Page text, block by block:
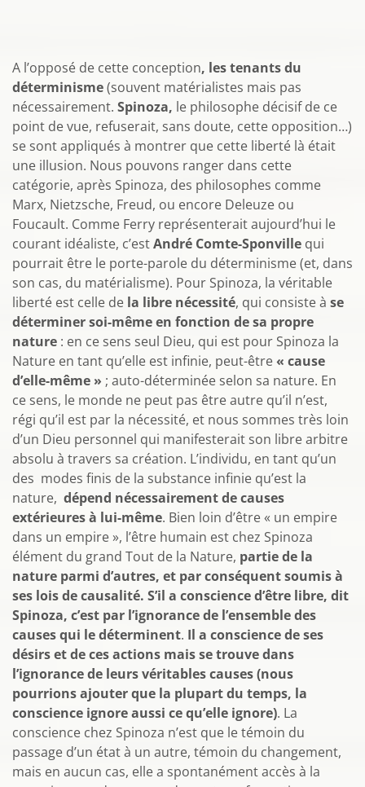
A l’opposé de cette conception, les tenants du
déterminisme(souvent matérialistes mais pas
nécessairement. Spinoza, le philosophe décisif de ce
point de vue, refuserait, sans doute, cette opposition…)
se sont appliqués à montrer que cette liberté là était
une illusion. Nous pouvons ranger dans cette
catégorie, après Spinoza, des philosophes comme
Marx, Nietzsche, Freud, ou encore Deleuze ou
Foucault. Comme Ferry représenterait aujourd’hui le
courant idéaliste, c’estAndré Comte-Sponville qui
pourrait être le porte-parole du déterminisme (et, dans
son cas, du matérialisme). Pour Spinoza, la véritable
liberté est celle de la libre nécessité, qui consiste à se
déterminer soi-même en fonction de sa propre
nature : en ce sens seul Dieu, qui est pour Spinoza la
Nature en tant qu’elle est infinie, peut-être« cause
d’elle-même » ; auto-déterminée selon sa nature. En
ce sens, le monde ne peut pas être autre qu’il n’est,
régi qu’il est par la nécessité, et nous sommes très loin
d’un Dieu personnel qui manifesterait son libre arbitre
absolu à travers sa création. L’individu, en tant qu’un
des modes finis de la substance infinie qu’est la
nature, dépend nécessairement de causes
extérieures à lui-même. Bien loin d’être « un empire
dans un empire », l’être humain est chez Spinoza
élément du grand Tout de la Nature, partie de la
nature parmi d’autres, et par conséquent soumis à
ses lois de causalité. S’il a conscience d’être libre, dit
Spinoza, c’est par l’ignorance de l’ensemble des
causes qui le déterminent. Il a conscience de ses
désirs et de ces actions mais se trouve dans
l’ignorance de leurs véritables causes (nous
pourrions ajouter que la plupart du temps, la
conscience ignore aussi ce qu’elle ignore). La
conscience chez Spinoza n’est que le témoin du
passage d’un état à un autre, témoin du changement,
mais en aucun cas, elle a spontanément accès à la